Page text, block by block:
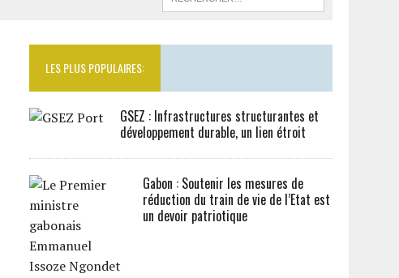
LES PLUS POPULAIRES:
GSEZ : Infrastructures structurantes et
développement durable, un lien étroit
Gabon : Soutenir les mesures de
réduction du train de vie de l’Etat est
un devoir patriotique